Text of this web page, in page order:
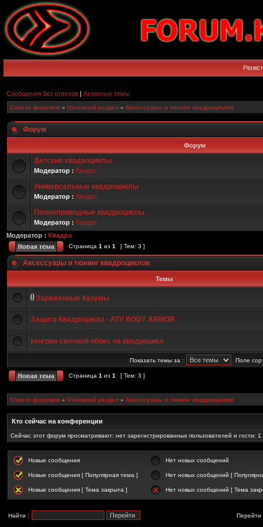
Сообщения без ответов | Активные темы
Список форумов » Основной раздел » Аксессуары и тюнинг квадроциклов
Форум
Форум
Детские квадроциклы
Модератор : Квадро
Универсальные квадроциклы
Модератор : Квадро
Полноприводные квадроциклы
Модератор : Квадро
Модератор : Квадро
Страница 1 из 1 [ Тем: 3 ]
Аксессуары и тюнинг квадроциклов
Темы
Заряженные Казумы
Защита Квадроцикла - ATV BODY ARMOR
кенгрин силовой обвес на квадроцикл
Показать темы за : Поле
Страница 1 из 1 [ Тем: 3 ]
Список форумов » Основной раздел » Аксессуары и тюнинг квадроциклов
Кто сейчас на конференции
Сейчас этот форум просматривают: нет зарегистрированных пользователей и гости: 1
Новые сообщения Нет новых сообщений
Новые сообщения [ Популярная тема ] Нет новых сообщений [
Новые сообщения [ Тема закрыта ] Нет новых сообщений [ Тема
Найти : Перейти